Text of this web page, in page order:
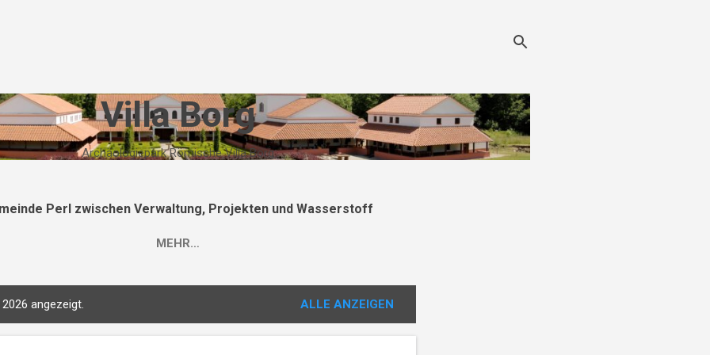
Villa Borg
Archäologiepark Römische Villa Borg
Perl zwischen Verwaltung, Projekten und Wasserstoff
MEHR…
angezeigt. ALLE ANZEIGEN